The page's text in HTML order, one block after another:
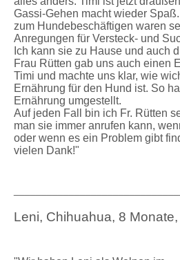
Gassi-Gehen macht wieder
zum Hundebeschäftigen waren
Anregungen für Versteck- und
Ich kann sie zu Hause und auch
Frau Rütten gab uns auch einen
Timi und machte uns klar, wie
Ernährung für den Hund ist. So
Ernährung umgestellt.
Auf jeden Fall bin ich Fr. Rütten
man sie immer anrufen kann,
oder wenn es ein Problem gibt
vielen Dank!"
Leni, Chihuahua, 8